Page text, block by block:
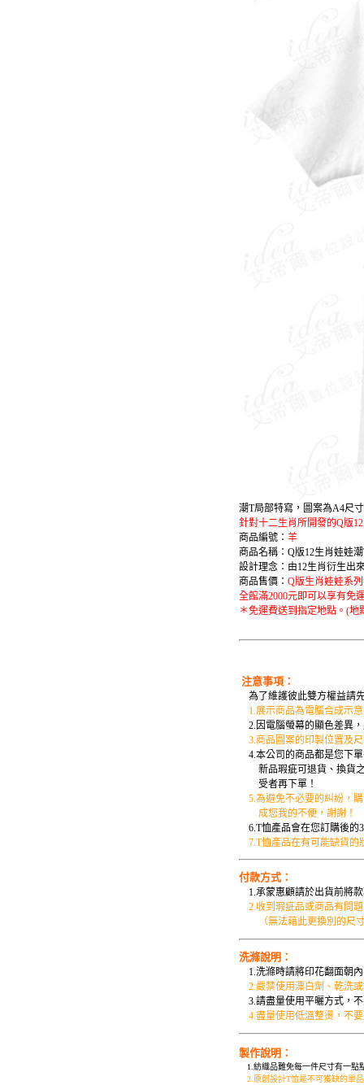
潮T局部特寫，圖案為A4尺
針對十二生肖所開發的Q版
商品編號： 羊
商品名稱：Q版12生肖娃娃
設計理念：由12生肖衍生出
商品售價： Q版生肖娃娃系
全館滿2000元即可以享有免
＊免運費送到指定地點。(
注意事項：
為了維護彼此雙方權益請
1.展示商品為電腦合成示
2.因電腦螢幕的顯色差異
3.商品圖案的印製位置及
4.本公司的商品都是您下
新品瑕疵可退貨、換貨之
受者再下單！
5.為避免不必要的糾紛，
成您我的不便，謝謝！
6.T恤產品會在您訂購後的
7.T恤產品在有可能缺貨
付款方式：
1.承蒙惠顧請於出貨前將
2.收到瑕疵品或商品有問
（無法藉此更換別的尺寸
洗滌說明：
1.洗滌時請將印花翻面朝
2.嚴禁使用漂白劑、乾洗
3.請盡量使用平曬方式，
4.盡量使用低溫整燙，不
製作說明：
1.紡織品難免每一件尺寸有一點
2.原創設計T恤是不可獲缺的單